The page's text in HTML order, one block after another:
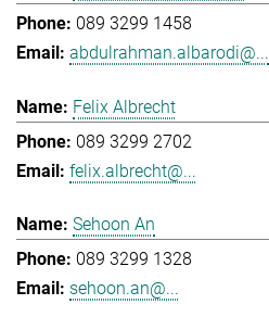
089 3299 1458
abdulrahman.albarodi@...
Felix Albrecht
089 3299 2702
felix.albrecht@...
Sehoon An
089 3299 1328
sehoon.an@...